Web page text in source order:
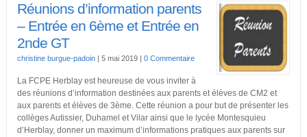
Réunions d’information parents
– Entrée en 6ème et Entrée en
2nde GT
christine burgue-padoin| 5 mai 2019 | 0 Commentaire
La FCPE Herblay est heureuse de vous inviter à
des réunions d’information destinées aux parents et élèves de CM2 et
aux parents et élèves de 3ème. Cette réunion a pour but de présenter les
collèges Autissier, Duhamel et Vilar ainsi que le lycée Montesquieu
d’Herblay, donner un maximum d’informations pratiques aux parents sur